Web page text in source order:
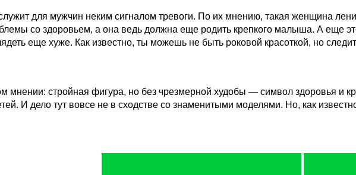
для мужчин неким сигналом тревоги. По их мнению, такая женщина
со здоровьем, а она ведь должна еще родить крепкого малыша. А еще
еще хуже. Как известно, ты можешь не быть роковой красоткой, но
мнении: стройная фигура, но без чрезмерной худобы — символ здоровья и
И дело тут вовсе не в сходстве со знаменитыми моделями. Но, как